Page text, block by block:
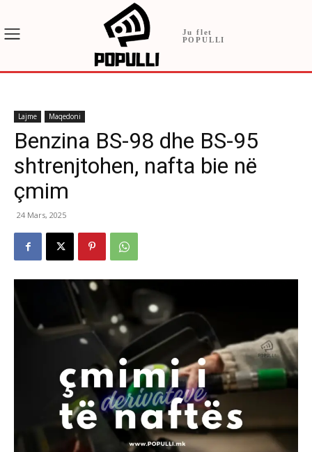
Ju flet
POPULLI
Lajme Maqedoni
Benzina BS-98 dhe BS-95
shtrenjtohen, nafta bie në
çmim
24 Mars, 2025